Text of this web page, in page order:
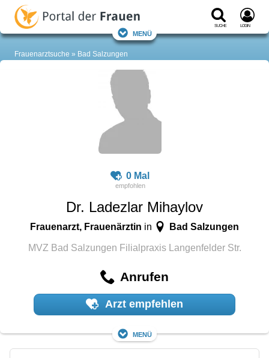
Suche Login
Menü
Frauenarztsuche Bad Salzungen
0 Mal
Dr. Ladezlar Mihaylov
Frauenarzt, Frauenärztin in Bad Salzungen
MVZ Bad Salzungen Filialpraxis Langenfelder Str.
Anrufen
Arzt empfehlen
Menü